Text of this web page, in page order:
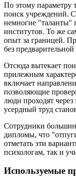
По этому параметру
поиск учреждений.
немногие "таланты"
институтов. То же
опыт за границей.
без
Отсюда вытекает
прилежным
включает
позволяющие
люди проходят
усердный труд
Сотрудники
дипломы, что
отметать эти
психологам, так и
Используемые